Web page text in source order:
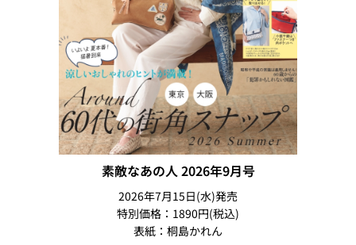
素敵なあの人 2026年9月号
2026年7月15日(水)発売
特別価格：1890円(税込)
表紙：桐島かれん